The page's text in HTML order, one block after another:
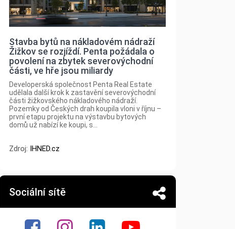
Stavba bytů na nákladovém nádraží
Žižkov se rozjíždí. Penta požádala o
povolení na zbytek severovýchodní
části, ve hře jsou miliardy
Developerská společnost Penta Real Estate
udělala další krok k zastavění severovýchodní
části žižkovského nákladového nádraží.
Pozemky od Českých drah koupila vloni v říjnu –
první etapu projektu na výstavbu bytových
domů už nabízí ke koupi, s...
Zdroj: IHNED.cz
Sociální sítě